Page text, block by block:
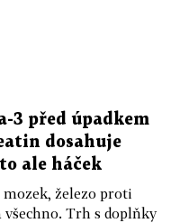
3 před úpadkem
dosahuje
ale háček
železo proti
všechno. Trh s doplňky